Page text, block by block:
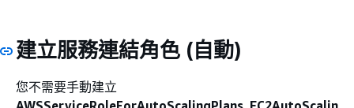
建立服務連結角色 (自動)
您不需要手動建立